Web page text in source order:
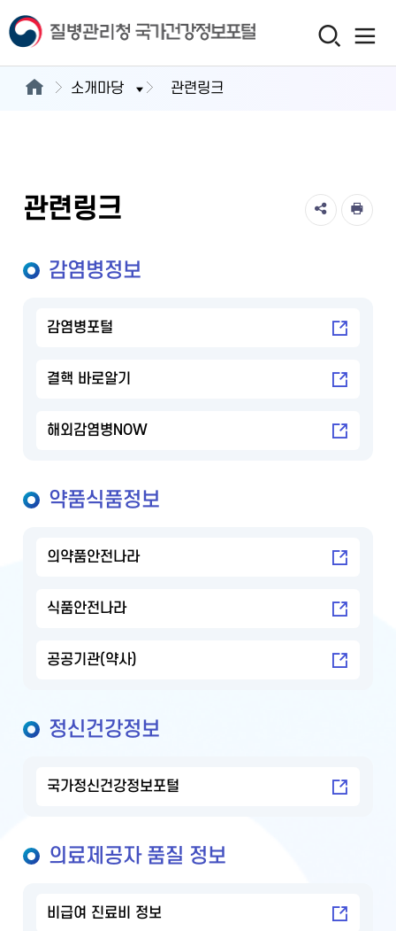
소개마당 관련링크
관련링크
감염병정보
감염병포털
결핵 바로알기
해외감염병NOW
약품식품정보
의약품안전나라
식품안전나라
공공기관(약사)
정신건강정보
국가정신건강정보포털
의료제공자 품질 정보
비급여 진료비 정보